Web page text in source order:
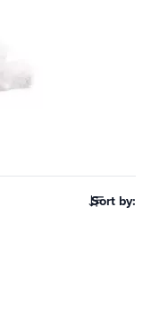
Sort by: